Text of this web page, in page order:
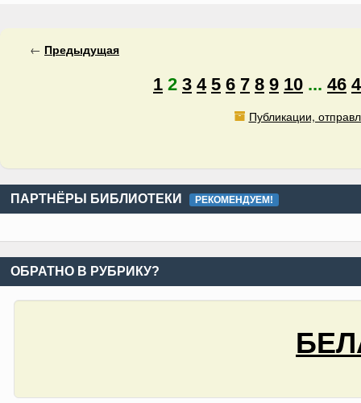
← Предыдущая
1 2 3 4 5 6 7 8 9 10 ... 46
Публикации,
ПАРТНЁРЫ БИБЛИОТЕКИ РЕКОМЕНДУЕМ!
ОБРАТНО В РУБРИКУ?